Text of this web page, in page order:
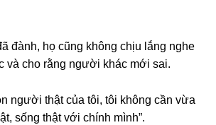
đành, họ cũng không chịu lắng nghe
và cho rằng người khác mới sai.
người thật của tôi, tôi không cần vừa
sống thật với chính mình”.